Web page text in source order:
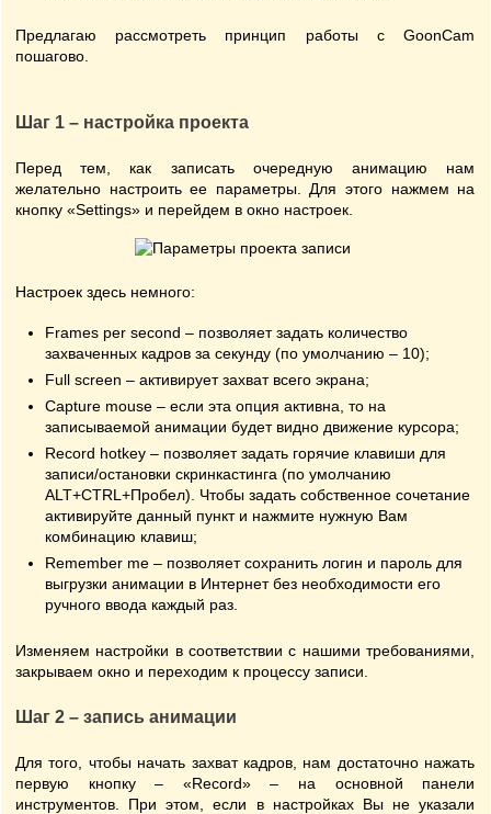
Предлагаю рассмотреть принцип работы с GoonCam
пошагово.
Шаг 1 – настройка проекта
Перед тем, как записать очередную анимацию нам
желательно настроить ее параметры. Для этого нажмем на
кнопку «Settings» и перейдем в окно настроек.
Настроек здесь немного:
Frames per second – позволяет задать количество
захваченных кадров за секунду (по умолчанию – 10);
Full screen – активирует захват всего экрана;
Capture mouse – если эта опция активна, то на
записываемой анимации будет видно движение курсора;
Record hotkey – позволяет задать горячие клавиши для
записи/остановки скринкастинга (по умолчанию
ALT+CTRL+Пробел). Чтобы задать собственное сочетание
активируйте данный пункт и нажмите нужную Вам
комбинацию клавиш;
Remember me – позволяет сохранить логин и пароль для
выгрузки анимации в Интернет без необходимости его
ручного ввода каждый раз.
Изменяем настройки в соответствии с нашими требованиями,
закрываем окно и переходим к процессу записи.
Шаг 2 – запись анимации
Для того, чтобы начать захват кадров, нам достаточно нажать
первую кнопку – «Record» – на основной панели
инструментов. При этом, если в настройках Вы не указали